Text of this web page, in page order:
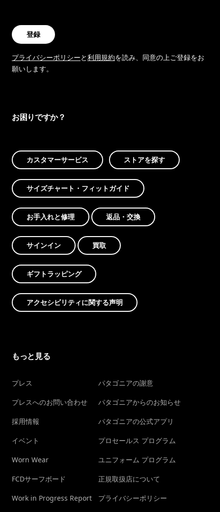
登録
プライバシーポリシーと利用規約を読み、同意の上ご登録をお
願いします。
お困りですか？
カスタマーサービス ストアを探す
サイズチャート・フィットガイド
お手入れと修理 返品・交換
サインイン 買取
ギフトラッピング
アクセシビリティに関する声明
もっと見る
プレス
プレスへのお問い合わせ
採用情報
イベント
Worn Wear
FCDサーフボード
Work in Progress Report
パタゴニアの謝意
パタゴニアからのお知らせ
パタゴニアの公式アプリ
プロセールス プログラム
ユニフォーム プログラム
正規取扱店について
プライバシーポリシー